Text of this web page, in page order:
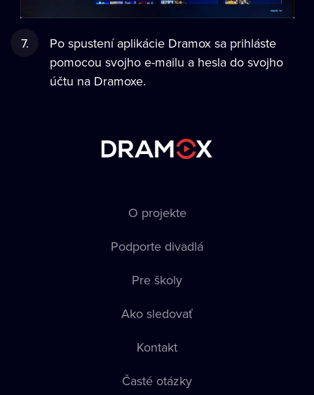
Po spustení aplikácie Dramox sa prihláste
pomocou svojho e-mailu a hesla do svojho
účtu na Dramoxe.
O projekte
Podporte divadlá
Pre školy
Ako sledovať
Kontakt
Časté otázky